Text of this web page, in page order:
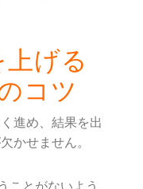
げる
コツ
進め、結果を出
かせません。
ことがないよう